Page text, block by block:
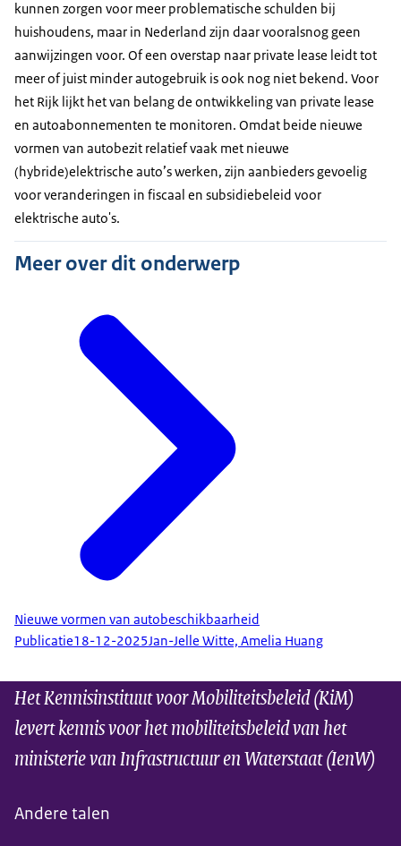
kunnen zorgen voor meer problematische schulden bij
huishoudens, maar in Nederland zijn daar vooralsnog geen
aanwijzingen voor. Of een overstap naar private lease leidt tot
meer of juist minder autogebruik is ook nog niet bekend. Voor
het Rijk lijkt het van belang de ontwikkeling van private lease
en autoabonnementen te monitoren. Omdat beide nieuwe
vormen van autobezit relatief vaak met nieuwe
(hybride)elektrische auto’s werken, zijn aanbieders gevoelig
voor veranderingen in fiscaal en subsidiebeleid voor
elektrische auto's.
Meer over dit onderwerp
Nieuwe vormen van autobeschikbaarheid
Publicatie18-12-2025Jan-Jelle Witte, Amelia Huang
Het Kennisinstituut voor Mobiliteitsbeleid (KiM)
levert kennis voor het mobiliteitsbeleid van het
ministerie van Infrastructuur en Waterstaat (IenW)
Andere talen